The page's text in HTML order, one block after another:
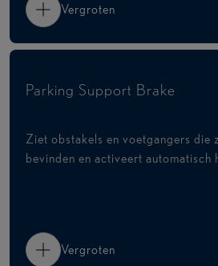
Vergroten
Parking Support Brake
Ziet obstakels en voetgangers die
bevinden en activeert automatisch
Vergroten